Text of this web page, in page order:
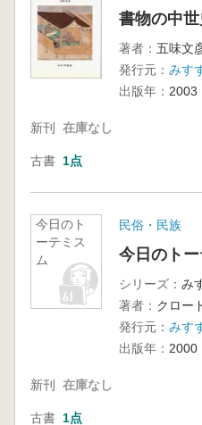
書物の中世
著者： 五味文
発行元： みす
出版年： 2003
新刊 在庫なし
古書 1点
今日のト
ーテミス
ム
民俗・民族
今日のト
シリーズ： み
著者： クロー
発行元： みす
出版年： 2000
新刊 在庫なし
古書 1点